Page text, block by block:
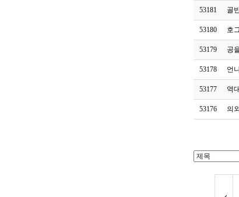
53181 골
53180 호
53179 공
53178 언
53177 역
53176 의